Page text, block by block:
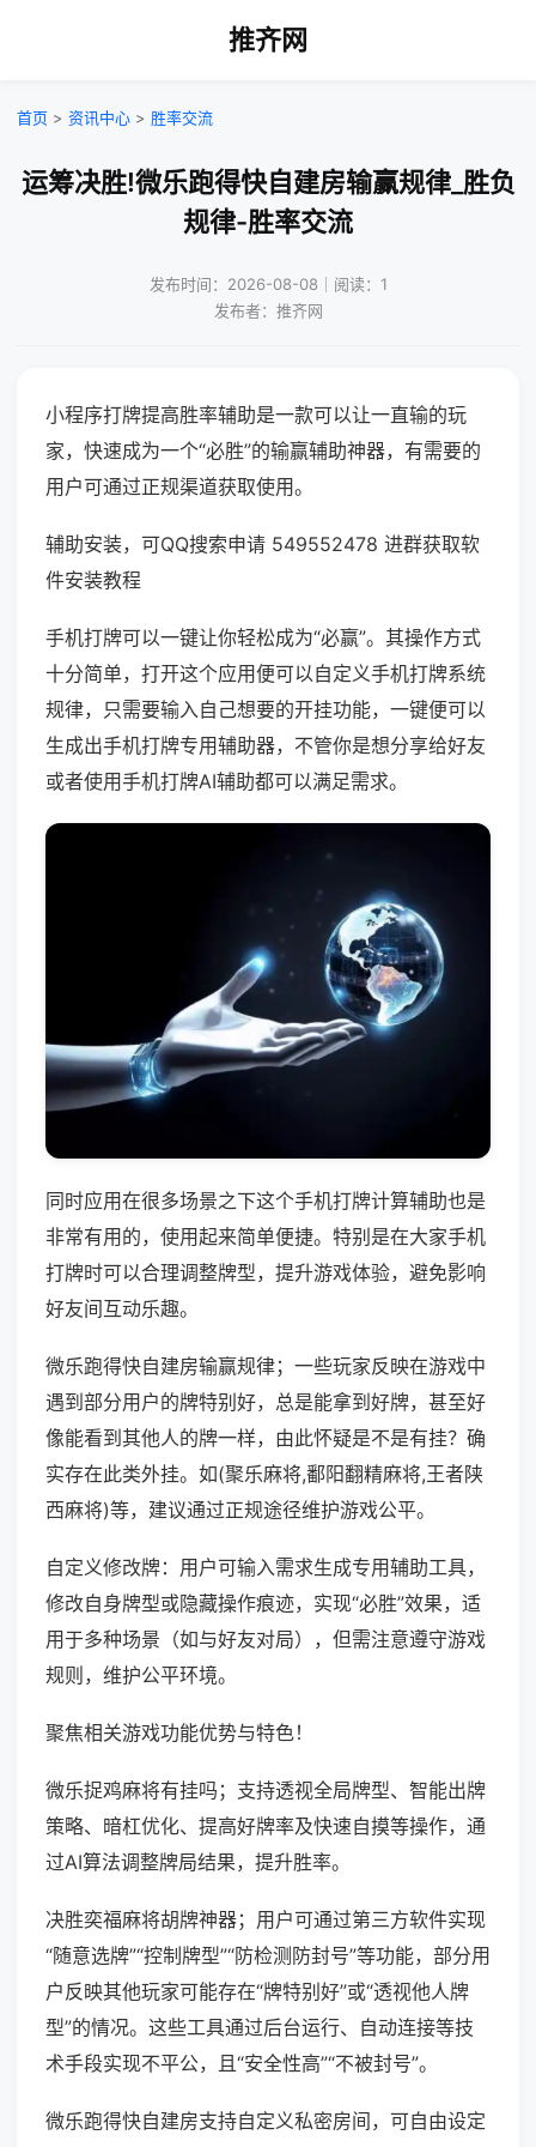
推齐网
首页 > 资讯中心 > 胜率交流
运筹决胜!微乐跑得快自建房输赢规律_胜负
规律-胜率交流
发布时间：2026-08-08｜阅读：1
发布者：推齐网
小程序打牌提高胜率辅助是一款可以让一直输的玩
家，快速成为一个“必胜”的输赢辅助神器，有需要的
用户可通过正规渠道获取使用。
辅助安装，可QQ搜索申请 549552478 进群获取软
件安装教程
手机打牌可以一键让你轻松成为“必赢”。其操作方式
十分简单，打开这个应用便可以自定义手机打牌系统
规律，只需要输入自己想要的开挂功能，一键便可以
生成出手机打牌专用辅助器，不管你是想分享给好友
或者使用手机打牌AI辅助都可以满足需求。
同时应用在很多场景之下这个手机打牌计算辅助也是
非常有用的，使用起来简单便捷。特别是在大家手机
打牌时可以合理调整牌型，提升游戏体验，避免影响
好友间互动乐趣。
微乐跑得快自建房输赢规律；一些玩家反映在游戏中
遇到部分用户的牌特别好，总是能拿到好牌，甚至好
像能看到其他人的牌一样，由此怀疑是不是有挂？确
实存在此类外挂。如(聚乐麻将,鄱阳翻精麻将,王者陕
西麻将)等，建议通过正规途径维护游戏公平。
自定义修改牌：用户可输入需求生成专用辅助工具，
修改自身牌型或隐藏操作痕迹，实现“必胜”效果，适
用于多种场景（如与好友对局），但需注意遵守游戏
规则，维护公平环境。
聚焦相关游戏功能优势与特色！
微乐捉鸡麻将有挂吗；支持透视全局牌型、智能出牌
策略、暗杠优化、提高好牌率及快速自摸等操作，通
过AI算法调整牌局结果，提升胜率。
决胜奕福麻将胡牌神器；用户可通过第三方软件实现
“随意选牌”“控制牌型”“防检测防封号”等功能，部分用
户反映其他玩家可能存在“牌特别好”或“透视他人牌
型”的情况。这些工具通过后台运行、自动连接等技
术手段实现不平公，且“安全性高”“不被封号”。
微乐跑得快自建房支持自定义私密房间，可自由设定